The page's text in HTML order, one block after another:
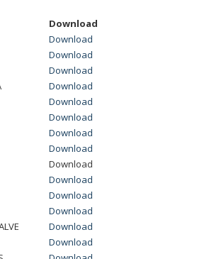
Download
Download
Download
Download
Download
Download
Download
Download
Download
Download
Download
Download
Download
Download
Download